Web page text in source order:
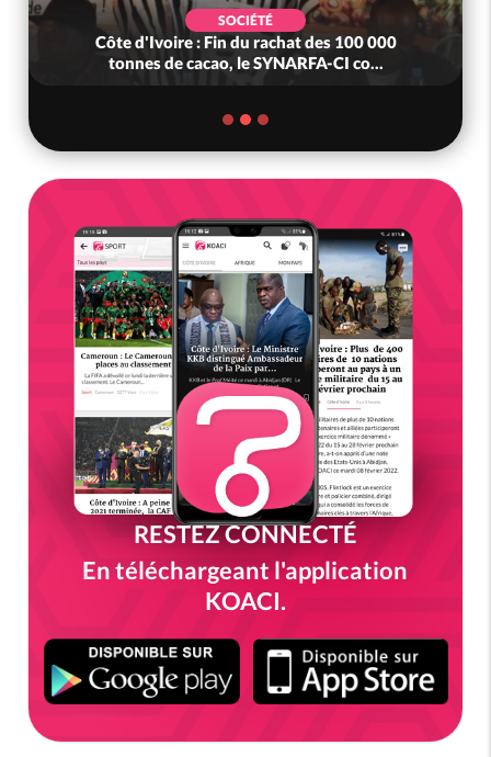
SOCIÉTÉ
Côte d'Ivoire : Fin du rachat des 100 000
tonnes de cacao, le SYNARFA-CI co...
RESTEZ CONNECTÉ
En téléchargeant l'application
KOACI.